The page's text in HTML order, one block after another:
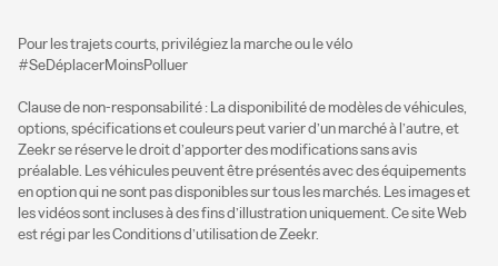
Pour les trajets courts, privilégiez la marche ou le vélo
#SeDéplacerMoinsPolluer
Clause de non-responsabilité : La disponibilité de modèles de véhicules,
options, spécifications et couleurs peut varier d’un marché à l’autre, et
Zeekr se réserve le droit d’apporter des modifications sans avis
préalable. Les véhicules peuvent être présentés avec des équipements
en option qui ne sont pas disponibles sur tous les marchés. Les images et
les vidéos sont incluses à des fins d’illustration uniquement. Ce site Web
est régi par les Conditions d’utilisation de Zeekr.